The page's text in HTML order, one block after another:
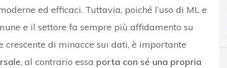
ed efficaci. Tuttavia, poiché l’uso di ML e
e il settore fa sempre più affidamento su
di minacce sui dati, è importante
, al contrario essa porta con sé una propria
C
cyber attack E eXtended Detection and Response